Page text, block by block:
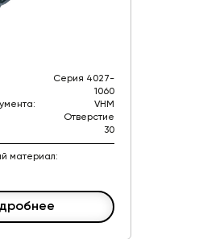
Серия 4027-
1060
VHM
Отверстие
30
материал: